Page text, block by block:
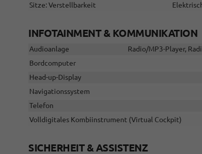
Sitze: Verstellbarkeit
INFOTAINMENT & KOMMUNIKATION
Audioanlage
Radio/MP3-Player,
Bordcomputer
Head-up-Display
Navigationssystem
Telefon
Volldigitales Kombiinstrument (Virtual Cockpit)
SICHERHEIT & ASSISTENZ